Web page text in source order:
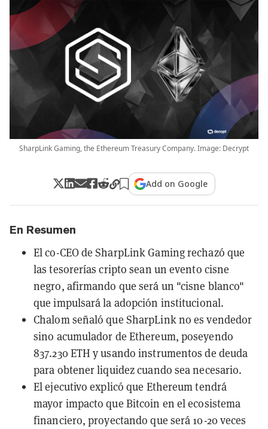
SharpLink Gaming, the Ethereum Treasury Company. Image: Decrypt
Add on Google
En Resumen
El co-CEO de SharpLink Gaming rechazó que
las tesorerías cripto sean un evento cisne
negro, afirmando que será un "cisne blanco"
que impulsará la adopción institucional.
Chalom señaló que SharpLink no es vendedor
sino acumulador de Ethereum, poseyendo
837.230 ETH y usando instrumentos de deuda
para obtener liquidez cuando sea necesario.
El ejecutivo explicó que Ethereum tendrá
mayor impacto que Bitcoin en el ecosistema
financiero, proyectando que será 10-20 veces